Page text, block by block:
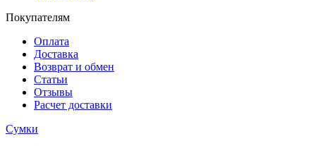
Покупателям
Оплата
Доставка
Возврат и обмен
Статьи
Отзывы
Расчет доставки
Сумки